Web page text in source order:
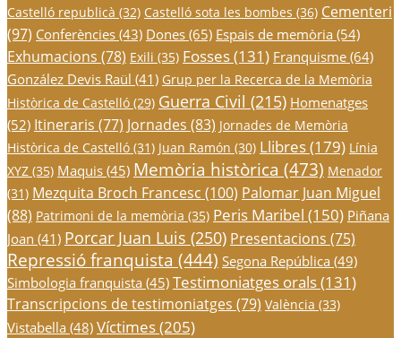
Castelló republicà (32) Castelló sota les bombes (36) Cementeri
(97) Conferències (43) Dones(65) Espais de memòria (54)
Exhumacions (78) Exili (35) Fosses(131) Franquisme(64)
González Devis Raül (41) Grup per la Recerca de la Memòria
Històrica de Castelló (29) Guerra Civil (215) Homenatges
(52) Itineraris (77) Jornades (83) Jornades de Memòria
Històrica de Castelló (31) Juan Ramón (30) Llibres(179) Línia
XYZ (35) Maquis (45) Memòria històrica (473) Menador
(31) Mezquita Broch Francesc (100) Palomar Juan Miguel
(88) Patrimoni de la memòria (35) Peris Maribel (150) Piñana
Joan (41) Porcar Juan Luis (250) Presentacions (75)
Repressió franquista (444) Segona República (49)
Simbologia franquista (45) Testimoniatges orals(131)
Transcripcions de testimoniatges (79) València (33)
Vistabella (48) Víctimes(205)